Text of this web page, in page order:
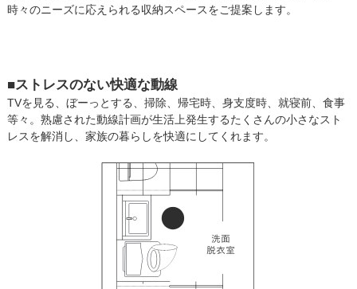
時々のニーズに応えられる収納スペースをご提案します。
■ストレスのない快適な動線
TVを見る、ぼーっとする、掃除、帰宅時、身支度時、就寝前、食事
等々。熟慮された動線計画が生活上発生するたくさんの小さなスト
レスを解消し、家族の暮らしを快適にしてくれます。